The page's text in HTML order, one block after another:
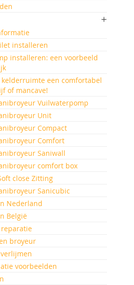
installeren
installeren: een voorbeeld
kelderruimte een comfortabel
of mancave!
Vuilwaterpomp
Unit
Compact
Comfort
Saniwall
comfort box
close Zitting
Sanicubic
Nederland
België
broyeur
verlijmen
voorbeelden